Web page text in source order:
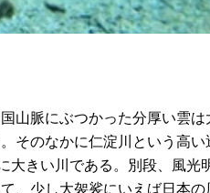
山脈にぶつかった分厚い雲は
そのなかに仁淀川という高い
大きい川である。別段、風光
、少し大袈裟にいえば日本の